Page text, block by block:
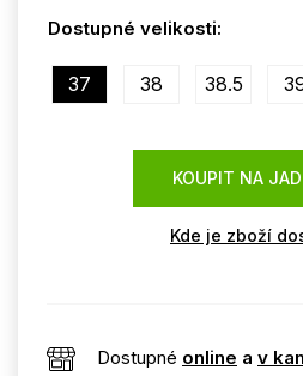
Dostupné velikosti:
37 38 38.5
KOUPIT NA
Kde je zboží
Dostupné online a v